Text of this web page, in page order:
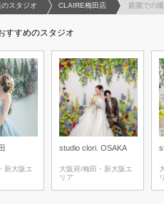
ーム
スタジオ CLAIRE梅田店 庭園での
すすめのスタジオ
新大阪エ
studio clori. OSAKA
大阪府/梅田・新大阪エ
リア